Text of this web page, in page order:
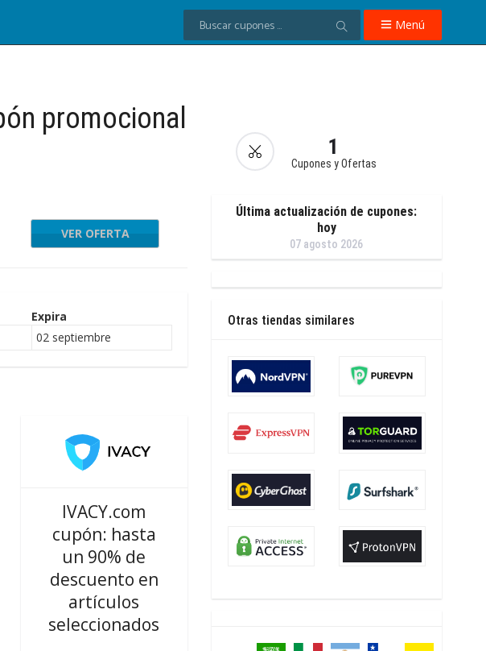
Menú
promocional
1
Cupones y Ofertas
VER OFERTA
Expira
02 septiembre
IVACY.com
cupón: hasta
un 90% de
descuento en
artículos
seleccionados
Última actualización de cupones:
hoy
07 agosto 2026
Otras tiendas similares